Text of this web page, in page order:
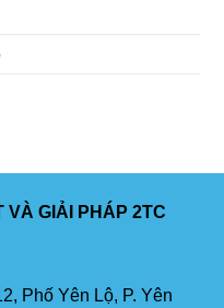
VÀ GIẢI PHÁP 2TC
Phố Yên Lộ, P. Yên